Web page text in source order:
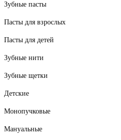
Зубные пасты
Пасты для взрослых
Пасты для детей
Зубные нити
Зубные щетки
Детские
Монопучковые
Мануальные